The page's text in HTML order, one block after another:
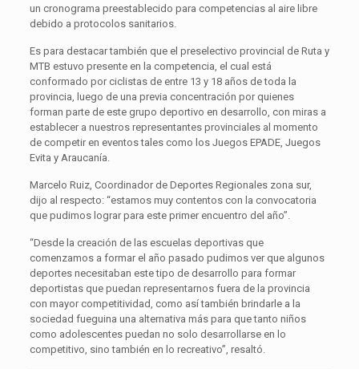
un cronograma preestablecido para competencias al aire libre
debido a protocolos sanitarios.
Es para destacar también que el preselectivo provincial de Ruta y
MTB estuvo presente en la competencia, el cual está
conformado por ciclistas de entre 13 y 18 años de toda la
provincia, luego de una previa concentración por quienes
forman parte de este grupo deportivo en desarrollo, con miras a
establecer a nuestros representantes provinciales al momento
de competir en eventos tales como los Juegos EPADE, Juegos
Evita y Araucanía.
Marcelo Ruiz, Coordinador de Deportes Regionales zona sur,
dijo al respecto: “estamos muy contentos con la convocatoria
que pudimos lograr para este primer encuentro del año”.
“Desde la creación de las escuelas deportivas que
comenzamos a formar el año pasado pudimos ver que algunos
deportes necesitaban este tipo de desarrollo para formar
deportistas que puedan representarnos fuera de la provincia
con mayor competitividad, como así también brindarle a la
sociedad fueguina una alternativa más para que tanto niños
como adolescentes puedan no solo desarrollarse en lo
competitivo, sino también en lo recreativo”, resaltó.